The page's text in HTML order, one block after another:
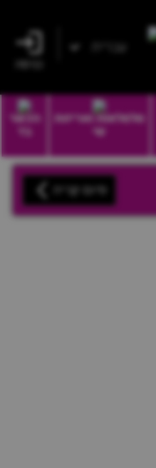
עברית
סלסלאות ואריזות
שי
הכשר
בד
סיום קנייה